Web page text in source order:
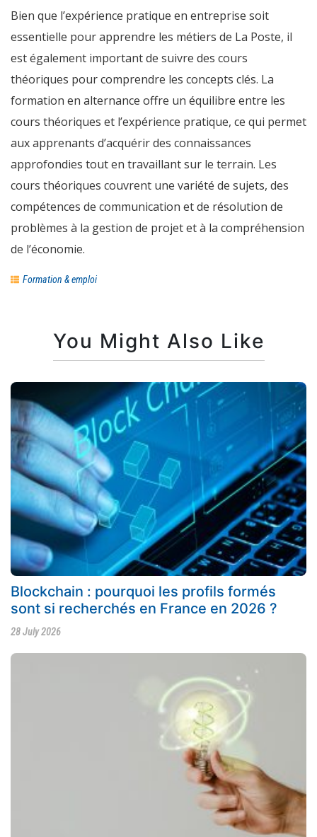
Bien que l’expérience pratique en entreprise soit
essentielle pour apprendre les métiers de La Poste, il
est également important de suivre des cours
théoriques pour comprendre les concepts clés. La
formation en alternance offre un équilibre entre les
cours théoriques et l’expérience pratique, ce qui permet
aux apprenants d’acquérir des connaissances
approfondies tout en travaillant sur le terrain. Les
cours théoriques couvrent une variété de sujets, des
compétences de communication et de résolution de
problèmes à la gestion de projet et à la compréhension
de l’économie.
Formation & emploi
You Might Also Like
Blockchain : pourquoi les profils formés
sont si recherchés en France en 2026 ?
28 July 2026